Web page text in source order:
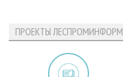
ПРОЕКТЫ ЛЕСПРОМИНФОРМ